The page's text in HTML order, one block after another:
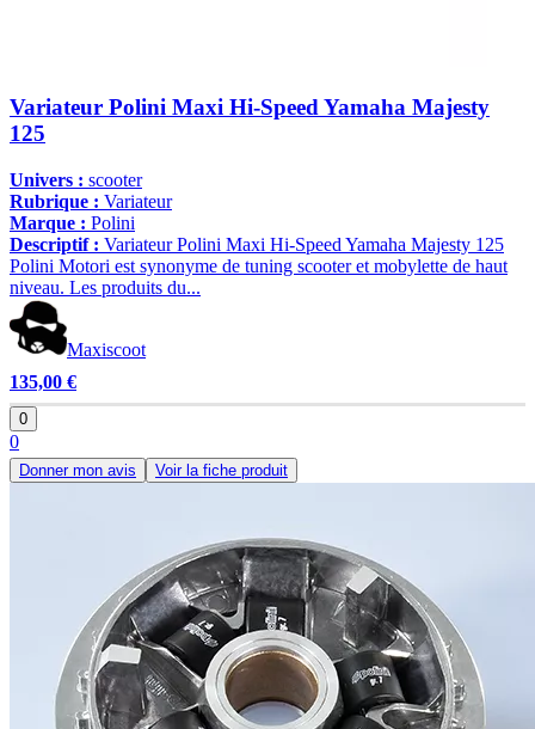
Variateur Polini Maxi Hi-Speed Yamaha Majesty
125
Univers : scooter
Rubrique : Variateur
Marque : Polini
Descriptif : Variateur Polini Maxi Hi-Speed Yamaha Majesty 125
Polini Motori est synonyme de tuning scooter et mobylette de haut
niveau. Les produits du...
Maxiscoot
135,00 €
0
0
Donner mon avis Voir la fiche produit